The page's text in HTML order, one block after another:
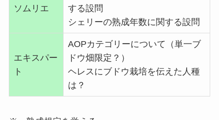
ソムリエ
する設問
シェリーの熟成年数に関する設問
エキスパー
ト
AOPカテゴリーについて（単一ブ
ドウ畑限定？）
ヘレスにブドウ栽培を伝えた人種
は？